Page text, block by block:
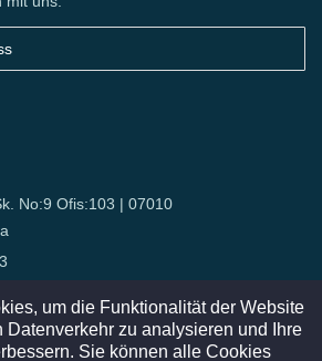
No:9 Ofis:103 | 07010
um die Funktionalität der Website
Datenverkehr zu analysieren und Ihre
Sie können alle Cookies